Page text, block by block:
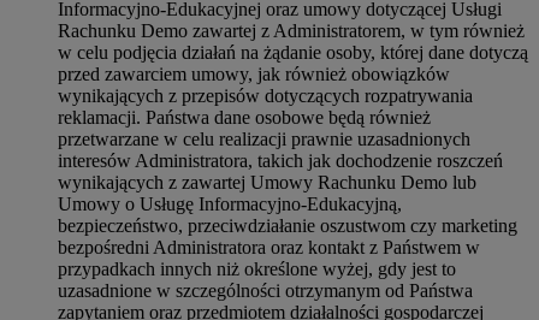
Informacyjno-Edukacyjnej oraz umowy dotyczącej Usługi
Rachunku Demo zawartej z Administratorem, w tym również
w celu podjęcia działań na żądanie osoby, której dane dotyczą
przed zawarciem umowy, jak również obowiązków
wynikających z przepisów dotyczących rozpatrywania
reklamacji. Państwa dane osobowe będą również
przetwarzane w celu realizacji prawnie uzasadnionych
interesów Administratora, takich jak dochodzenie roszczeń
wynikających z zawartej Umowy Rachunku Demo lub
Umowy o Usługę Informacyjno-Edukacyjną,
bezpieczeństwo, przeciwdziałanie oszustwom czy marketing
bezpośredni Administratora oraz kontakt z Państwem w
przypadkach innych niż określone wyżej, gdy jest to
uzasadnione w szczególności otrzymanym od Państwa
zapytaniem oraz przedmiotem działalności gospodarczej